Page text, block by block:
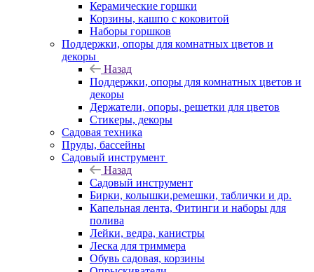
Керамические горшки
Корзины, кашпо с коковитой
Наборы горшков
Поддержки, опоры для комнатных цветов и
декоры
Назад
Поддержки, опоры для комнатных цветов и
декоры
Держатели, опоры, решетки для цветов
Стикеры, декоры
Садовая техника
Пруды, бассейны
Садовый инструмент
Назад
Садовый инструмент
Бирки, колышки,ремешки, таблички и др.
Капельная лента, Фитинги и наборы для
полива
Лейки, ведра, канистры
Леска для триммера
Обувь садовая, корзины